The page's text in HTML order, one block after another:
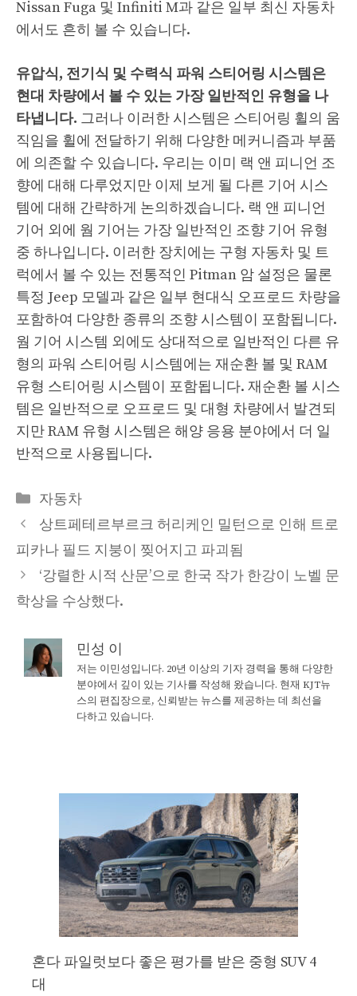
Nissan Fuga 및 Infiniti M과 같은 일부 최신 자동차
에서도 흔히 볼 수 있습니다.
유압식, 전기식 및 수력식 파워 스티어링 시스템은
현대 차량에서 볼 수 있는 가장 일반적인 유형을 나
타냅니다. 그러나 이러한 시스템은 스티어링 휠의 움
직임을 휠에 전달하기 위해 다양한 메커니즘과 부품
에 의존할 수 있습니다. 우리는 이미 랙 앤 피니언 조
향에 대해 다루었지만 이제 보게 될 다른 기어 시스
템에 대해 간략하게 논의하겠습니다. 랙 앤 피니언
기어 외에 웜 기어는 가장 일반적인 조향 기어 유형
중 하나입니다. 이러한 장치에는 구형 자동차 및 트
럭에서 볼 수 있는 전통적인 Pitman 암 설정은 물론
특정 Jeep 모델과 같은 일부 현대식 오프로드 차량을
포함하여 다양한 종류의 조향 시스템이 포함됩니다.
웜 기어 시스템 외에도 상대적으로 일반적인 다른 유
형의 파워 스티어링 시스템에는 재순환 볼 및 RAM
유형 스티어링 시스템이 포함됩니다. 재순환 볼 시스
템은 일반적으로 오프로드 및 대형 차량에서 발견되
지만 RAM 유형 시스템은 해양 응용 분야에서 더 일
반적으로 사용됩니다.
Categories
자동차
상트페테르부르크 허리케인 밀턴으로 인해 트로
피카나 필드 지붕이 찢어지고 파괴됨
‘강렬한 시적 산문’으로 한국 작가 한강이 노벨 문
학상을 수상했다.
민성 이
저는 이민성입니다. 20년 이상의 기자 경력을 통해 다양한
분야에서 깊이 있는 기사를 작성해 왔습니다. 현재 KJT뉴
스의 편집장으로, 신뢰받는 뉴스를 제공하는 데 최선을
다하고 있습니다.
혼다 파일럿보다 좋은 평가를 받은 중형 SUV 4
대